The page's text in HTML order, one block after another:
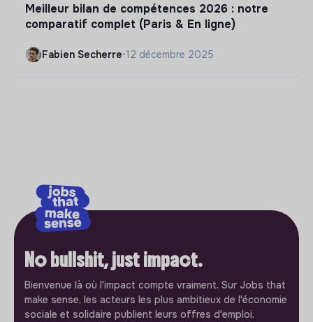
Meilleur bilan de compétences 2026 : notre
comparatif complet (Paris & En ligne)
Fabien Secherre•12 décembre 2025
No bullshit, just impact.
Bienvenue là où l'impact compte vraiment. Sur Jobs that
make sense, les acteurs les plus ambitieux de l'économie
sociale et solidaire publient leurs offres d'emploi.